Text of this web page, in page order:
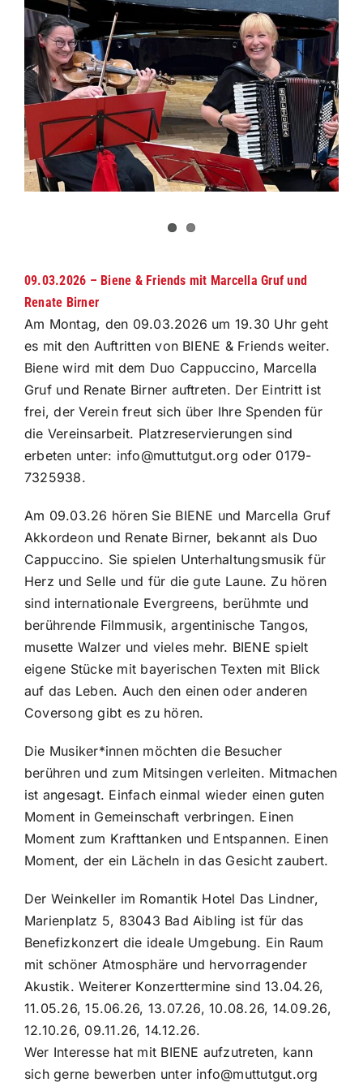
Bild
09.03.2026 – Biene & Friends mit Marcella Gruf und
Renate Birner
Am Montag, den 09.03.2026 um 19.30 Uhr geht
es mit den Auftritten von BIENE & Friends weiter.
Biene wird mit dem Duo Cappuccino, Marcella
Gruf und Renate Birner auftreten. Der Eintritt ist
frei, der Verein freut sich über Ihre Spenden für
die Vereinsarbeit. Platzreservierungen sind
erbeten unter: info@muttutgut.org oder 0179-
7325938.
Am 09.03.26 hören Sie BIENE und Marcella Gruf
Akkordeon und Renate Birner, bekannt als Duo
Cappuccino. Sie spielen Unterhaltungsmusik für
Herz und Selle und für die gute Laune. Zu hören
sind internationale Evergreens, berühmte und
berührende Filmmusik, argentinische Tangos,
musette Walzer und vieles mehr. BIENE spielt
eigene Stücke mit bayerischen Texten mit Blick
auf das Leben. Auch den einen oder anderen
Coversong gibt es zu hören.
Die Musiker*innen möchten die Besucher
berühren und zum Mitsingen verleiten. Mitmachen
ist angesagt. Einfach einmal wieder einen guten
Moment in Gemeinschaft verbringen. Einen
Moment zum Krafttanken und Entspannen. Einen
Moment, der ein Lächeln in das Gesicht zaubert.
Der Weinkeller im Romantik Hotel Das Lindner,
Marienplatz 5, 83043 Bad Aibling ist für das
Benefizkonzert die ideale Umgebung. Ein Raum
mit schöner Atmosphäre und hervorragender
Akustik. Weiterer Konzerttermine sind 13.04.26,
11.05.26, 15.06.26, 13.07.26, 10.08.26, 14.09.26,
12.10.26, 09.11.26, 14.12.26.
Wer Interesse hat mit BIENE aufzutreten, kann
sich gerne bewerben unter info@muttutgut.org